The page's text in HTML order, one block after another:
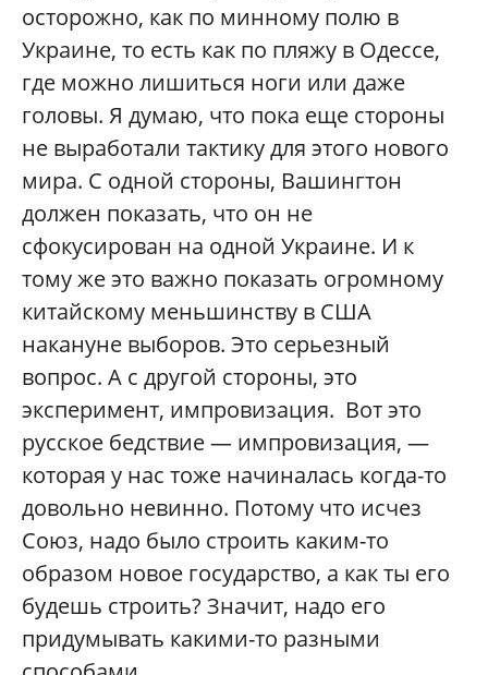
осторожно, как по минному полю в
Украине, то есть как по пляжу в Одессе,
где можно лишиться ноги или даже
головы. Я думаю, что пока еще стороны
не выработали тактику для этого нового
мира. С одной стороны, Вашингтон
должен показать, что он не
сфокусирован на одной Украине. И к
тому же это важно показать огромному
китайскому меньшинству в США
накануне выборов. Это серьезный
вопрос. А с другой стороны, это
эксперимент, импровизация. Вот это
русское бедствие — импровизация, —
которая у нас тоже начиналась когда-то
довольно невинно. Потому что исчез
Союз, надо было строить каким-то
образом новое государство, а как ты его
будешь строить? Значит, надо его
придумывать какими-то разными